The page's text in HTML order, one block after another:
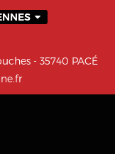
- 35740 PACÉ